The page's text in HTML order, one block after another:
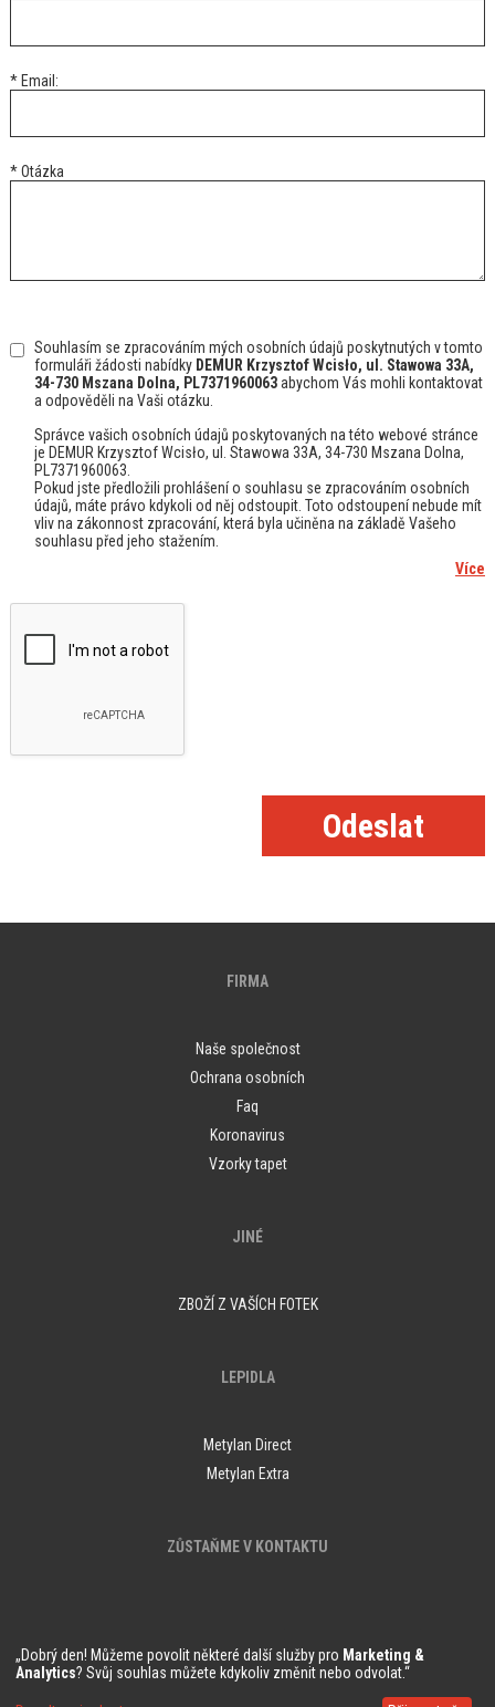
* Email:
* Otázka
Souhlasím se zpracováním mých osobních údajů poskytnutých v tomto
formuláři žádosti nabídky DEMUR Krzysztof Wcisło, ul. Stawowa 33A,
34-730 Mszana Dolna, PL7371960063abychom Vás mohli kontaktovat
a odpověděli na Vaši otázku.
Správce vašich osobních údajů poskytovaných na této webové stránce
je DEMUR Krzysztof Wcisło, ul. Stawowa 33A, 34-730 Mszana Dolna,
PL7371960063.
Pokud jste předložili prohlášení o souhlasu se zpracováním osobních
údajů, máte právo kdykoli od něj odstoupit. Toto odstoupení nebude mít
vliv na zákonnost zpracování, která byla učiněna na základě Vašeho
souhlasu před jeho stažením.
Více
FIRMA
Naše společnost
Ochrana osobních
Faq
Koronavirus
Vzorky tapet
JINÉ
ZBOŽÍ Z VAŠÍCH FOTEK
LEPIDLA
Metylan Direct
Metylan Extra
ZŮSTAŇME V KONTAKTU
„Dobrý den! Můžeme povolit některé další služby pro Marketing &
Analytics? Svůj souhlas můžete kdykoliv změnit nebo odvolat.“